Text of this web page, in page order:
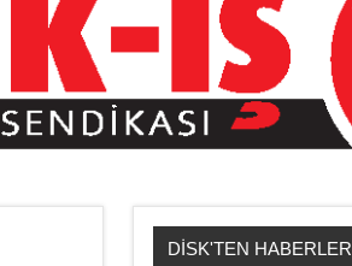
DİSK'TEN HABERLER